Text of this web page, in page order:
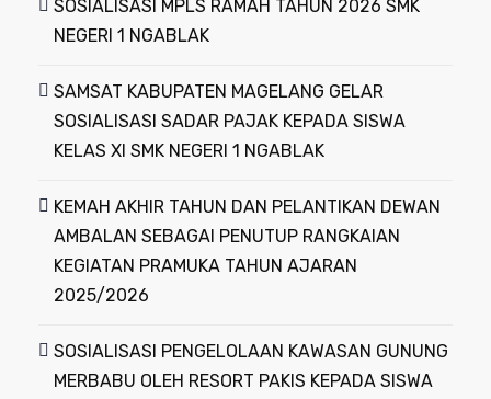
SOSIALISASI MPLS RAMAH TAHUN 2026 SMK
NEGERI 1 NGABLAK
SAMSAT KABUPATEN MAGELANG GELAR
SOSIALISASI SADAR PAJAK KEPADA SISWA
KELAS XI SMK NEGERI 1 NGABLAK
KEMAH AKHIR TAHUN DAN PELANTIKAN DEWAN
AMBALAN SEBAGAI PENUTUP RANGKAIAN
KEGIATAN PRAMUKA TAHUN AJARAN
2025/2026
SOSIALISASI PENGELOLAAN KAWASAN GUNUNG
MERBABU OLEH RESORT PAKIS KEPADA SISWA